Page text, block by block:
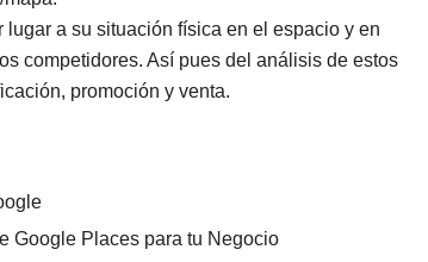
a su situación física en el espacio y en
competidores. Así pues del análisis de estos
promoción y venta.
Google Places para tu Negocio